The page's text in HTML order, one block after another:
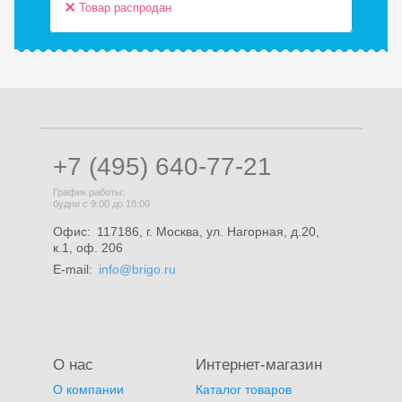
Товар распродан
+7 (495) 640-77-21
График работы:
будни с 9:00 до 18:00
Офис: 117186, г. Москва, ул. Нагорная, д.20,
к.1, оф. 206
E-mail: info@brigo.ru
О нас
О компании
Интернет-магазин
Каталог товаров